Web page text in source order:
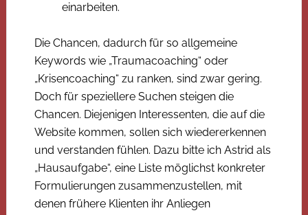
einarbeiten.
Die Chancen, dadurch für so allgemeine
Keywords wie „Traumacoaching“ oder
„Krisencoaching“ zu ranken, sind zwar gering.
Doch für speziellere Suchen steigen die
Chancen. Diejenigen Interessenten, die auf die
Website kommen, sollen sich wiedererkennen
und verstanden fühlen. Dazu bitte ich Astrid als
„Hausaufgabe“, eine Liste möglichst konkreter
Formulierungen zusammenzustellen, mit
denen frühere Klienten ihr Anliegen